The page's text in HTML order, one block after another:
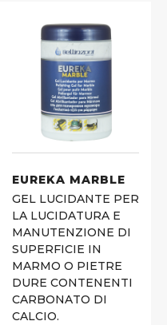
EUREKA MARBLE
GEL LUCIDANTE PER
LA LUCIDATURA E
MANUTENZIONE DI
SUPERFICIE IN
MARMO O PIETRE
DURE CONTENENTI
CARBONATO DI
CALCIO.